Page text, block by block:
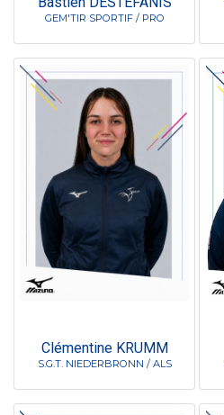
GEM'TIR SPORTIF / PRO
Clémentine KRUMM
S.G.T. NIEDERBRONN / ALS